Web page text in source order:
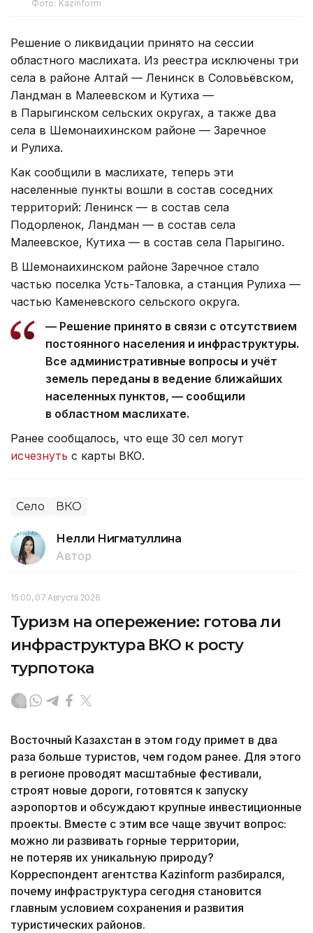
Фото: Kazinform
Решение о ликвидации принято на сессии
областного маслихата. Из реестра исключены три
села в районе Алтай — Ленинск в Соловьёвском,
Ландман в Малеевском и Кутиха —
в Парыгинском сельских округах, а также два
села в Шемонаихинском районе — Заречное
и Рулиха.
Как сообщили в маслихате, теперь эти
населенные пункты вошли в состав соседних
территорий: Ленинск — в состав села
Подорленок, Ландман — в состав села
Малеевское, Кутиха — в состав села Парыгино.
В Шемонаихинском районе Заречное стало
частью поселка Усть-Таловка, а станция Рулиха —
частью Каменевского сельского округа.
— Решение принято в связи с отсутствием
постоянного населения и инфраструктуры.
Все административные вопросы и учёт
земель переданы в ведение ближайших
населенных пунктов, — сообщили
в областном маслихате.
Ранее сообщалось, что еще 30 сел могут
исчезнуть с карты ВКО.
Село ВКО
Нелли Нигматуллина
Автор
15:00, 07 Августа 2026
Туризм на опережение: готова ли
инфраструктура ВКО к росту
турпотока
Восточный Казахстан в этом году примет в два
раза больше туристов, чем годом ранее. Для этого
в регионе проводят масштабные фестивали,
строят новые дороги, готовятся к запуску
аэропортов и обсуждают крупные инвестиционные
проекты. Вместе с этим все чаще звучит вопрос:
можно ли развивать горные территории,
не потеряв их уникальную природу?
Корреспондент агентства Kazinform разбирался,
почему инфраструктура сегодня становится
главным условием сохранения и развития
туристических районов.